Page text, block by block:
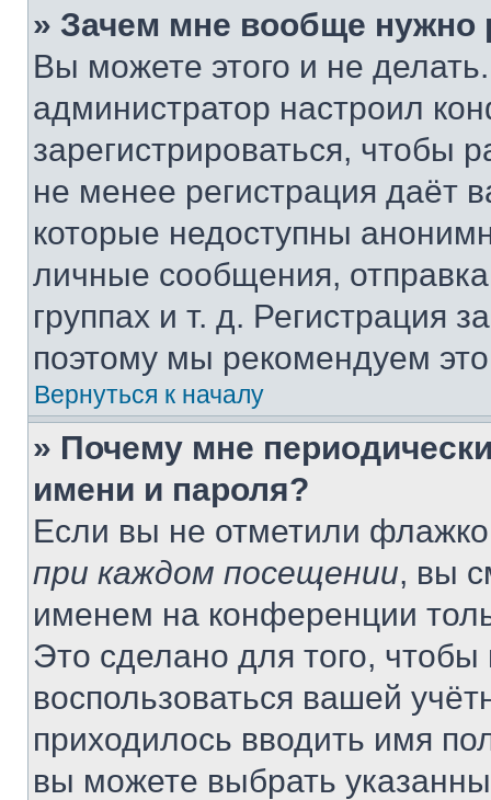
» Зачем мне вообще нужно
Вы можете этого и не
администратор настроил
зарегистрироваться, чтобы
не менее регистрация даёт
которые недоступны
личные сообщения,
группах и т. д. Регистрация
поэтому мы рекомендуем
Вернуться к началу
» Почему мне
имени и пароля?
Если вы не отметили
при каждом посещении, вы
именем на конференции
Это сделано для того, чтобы
воспользоваться вашей
приходилось вводить имя
вы можете выбрать